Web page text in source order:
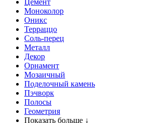
Цемент
Моноколор
Оникс
Терраццо
Соль-перец
Металл
Декор
Орнамент
Мозаичный
Поделочный камень
Пэчворк
Полосы
Геометрия
Показать больше ↓